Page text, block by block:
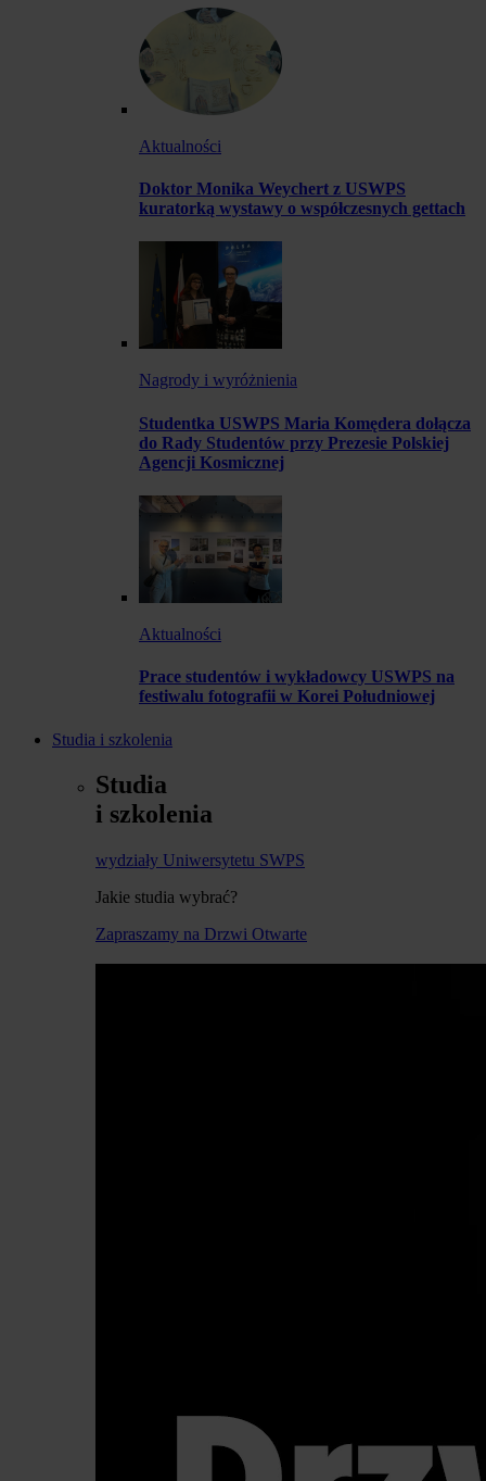
Aktualności
Doktor Monika Weychert z USWPS
kuratorką wystawy o współczesnych gettach
Nagrody i wyróżnienia
Studentka USWPS Maria Komędera dołącza
do Rady Studentów przy Prezesie Polskiej
Agencji Kosmicznej
Aktualności
Prace studentów i wykładowcy USWPS na
festiwalu fotografii w Korei Południowej
Studia i szkolenia
Studia
i szkolenia
wydziały Uniwersytetu SWPS
Jakie studia wybrać?
Zapraszamy na Drzwi Otwarte